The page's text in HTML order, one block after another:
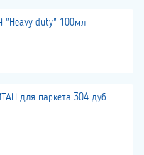
"Heavy duty" 100мл
для паркета 304 дуб